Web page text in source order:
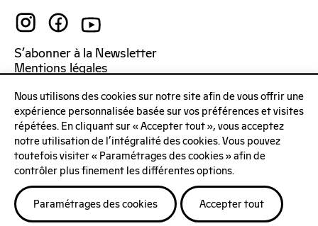
S’abonner à la Newsletter
Mentions légales
Nous utilisons des cookies sur notre site afin de vous offrir une
expérience personnalisée basée sur vos préférences et visites
répétées. En cliquant sur « Accepter tout », vous acceptez
notre utilisation de l'intégralité des cookies. Vous pouvez
toutefois visiter « Paramétrages des cookies » afin de
contrôler plus finement les différentes options.
Paramétrages des cookies Accepter tout